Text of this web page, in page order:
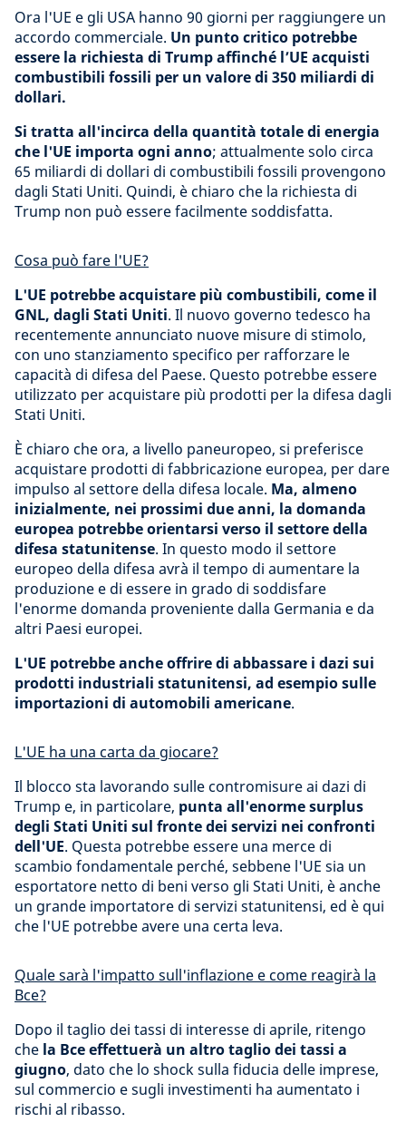
Ora l'UE e gli USA hanno 90 giorni per raggiungere un
accordo commerciale. Un punto critico potrebbe
essere la richiesta di Trump affinché l’UE acquisti
combustibili fossili per un valore di 350 miliardi di
dollari.
Si tratta all'incirca della quantità totale di energia
che l'UE importa ogni anno; attualmente solo circa
65 miliardi di dollari di combustibili fossili provengono
dagli Stati Uniti. Quindi, è chiaro che la richiesta di
Trump non può essere facilmente soddisfatta.
Cosa può fare l'UE?
L'UE potrebbe acquistare più combustibili, come il
GNL, dagli Stati Uniti. Il nuovo governo tedesco ha
recentemente annunciato nuove misure di stimolo,
con uno stanziamento specifico per rafforzare le
capacità di difesa del Paese. Questo potrebbe essere
utilizzato per acquistare più prodotti per la difesa dagli
Stati Uniti.
È chiaro che ora, a livello paneuropeo, si preferisce
acquistare prodotti di fabbricazione europea, per dare
impulso al settore della difesa locale. Ma, almeno
inizialmente, nei prossimi due anni, la domanda
europea potrebbe orientarsi verso il settore della
difesa statunitense. In questo modo il settore
europeo della difesa avrà il tempo di aumentare la
produzione e di essere in grado di soddisfare
l'enorme domanda proveniente dalla Germania e da
altri Paesi europei.
L'UE potrebbe anche offrire di abbassare i dazi sui
prodotti industriali statunitensi, ad esempio sulle
importazioni di automobili americane.
L'UE ha una carta da giocare?
Il blocco sta lavorando sulle contromisure ai dazi di
Trump e, in particolare, punta all'enorme surplus
degli Stati Uniti sul fronte dei servizi nei confronti
dell'UE. Questa potrebbe essere una merce di
scambio fondamentale perché, sebbene l'UE sia un
esportatore netto di beni verso gli Stati Uniti, è anche
un grande importatore di servizi statunitensi, ed è qui
che l'UE potrebbe avere una certa leva.
Quale sarà l'impatto sull'inflazione e come reagirà la
Bce?
Dopo il taglio dei tassi di interesse di aprile, ritengo
che la Bce effettuerà un altro taglio dei tassi a
giugno, dato che lo shock sulla fiducia delle imprese,
sul commercio e sugli investimenti ha aumentato i
rischi al ribasso.